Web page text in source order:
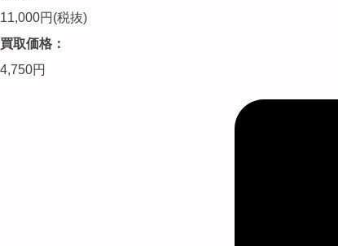
11,000円(税抜)
買取価格：
4,750円